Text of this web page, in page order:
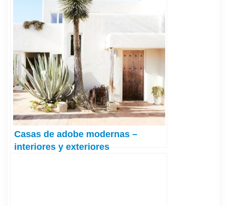
Casas de adobe modernas –
interiores y exteriores